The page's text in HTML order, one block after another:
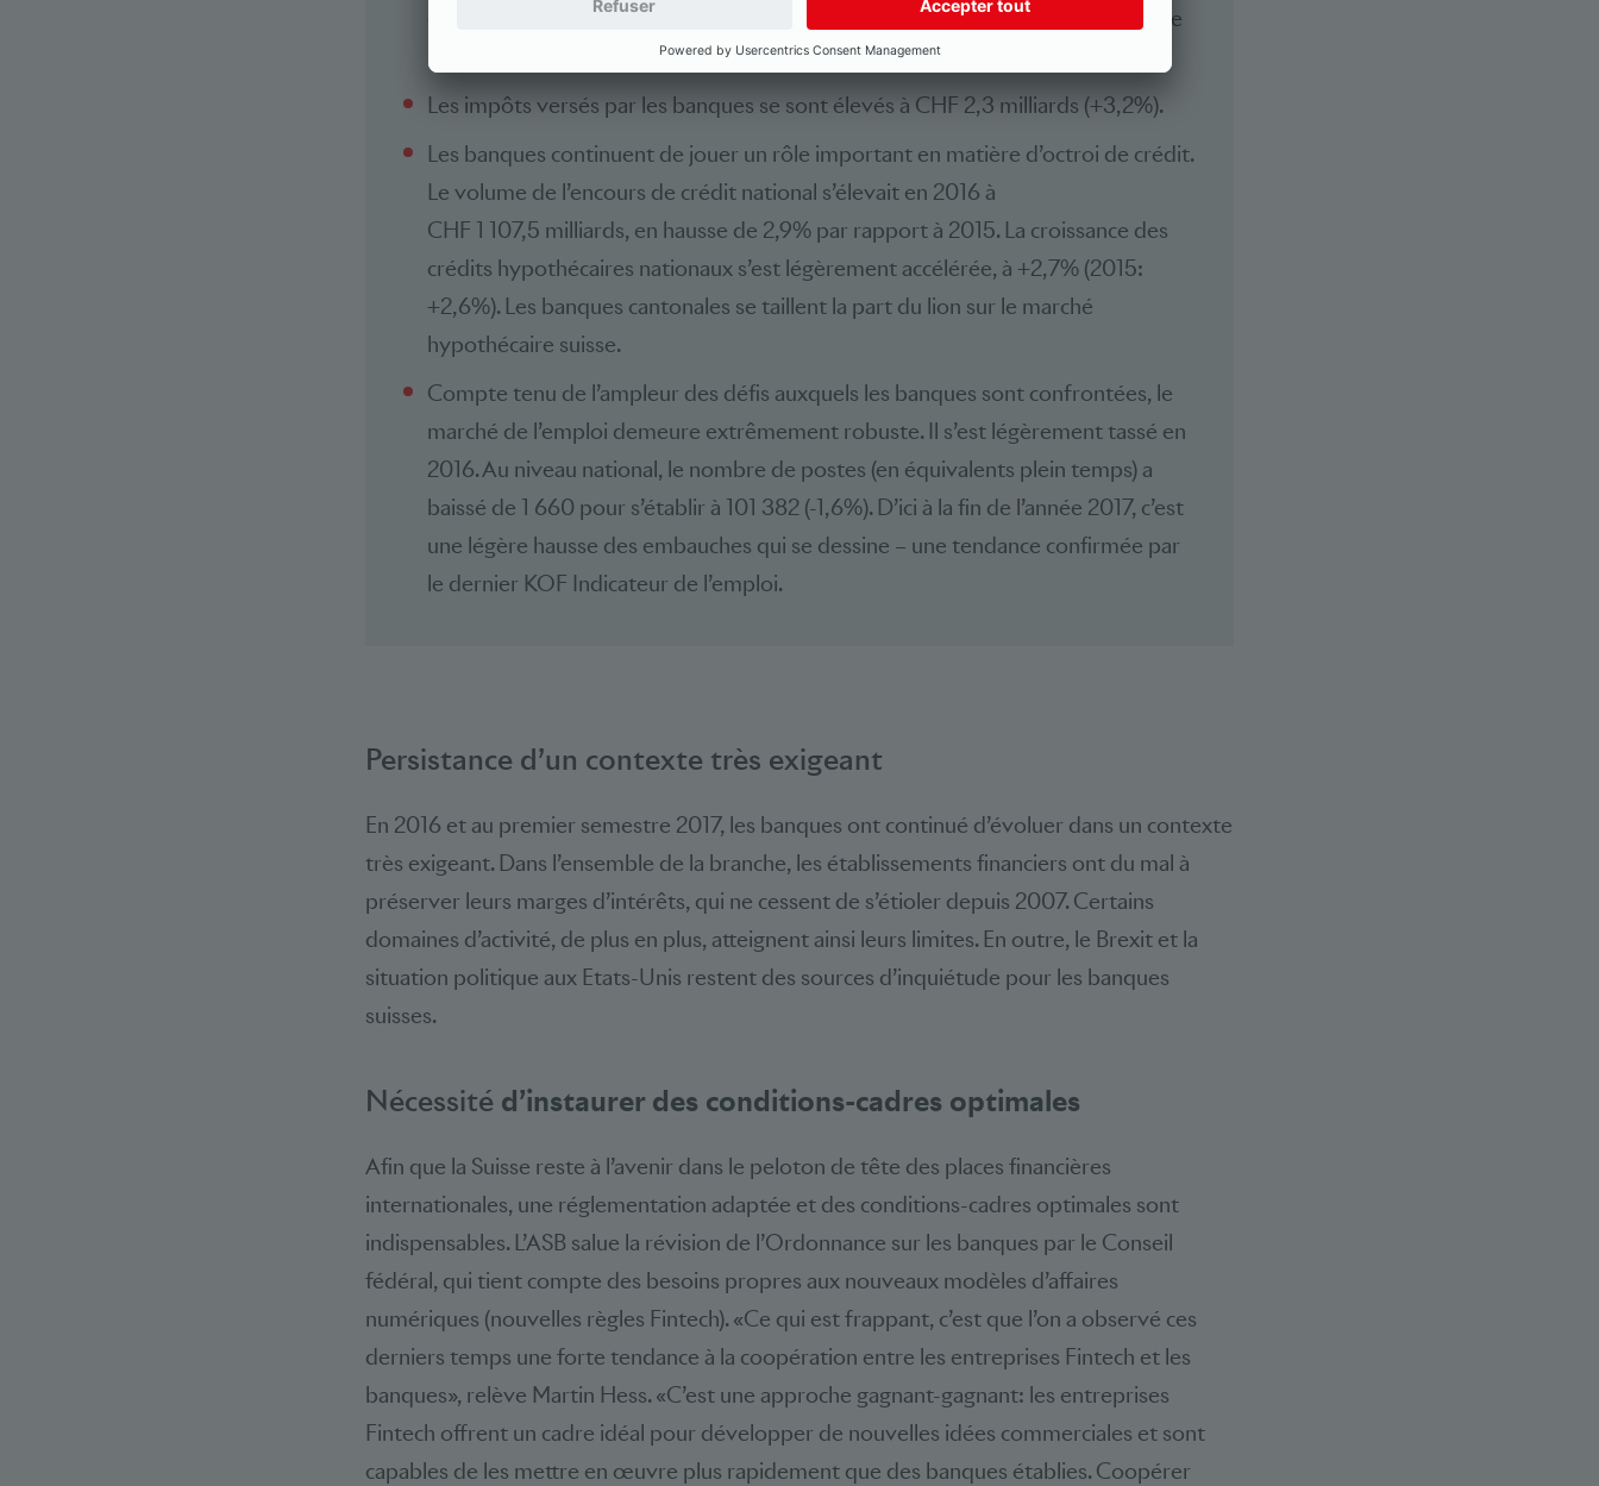
qu’il était en 2014 (CHF 7,4 milliards). Le chiffre de 2015 résultait dans une large
mesure des produits exceptionnels comptabilisés par une grande banque.
Les impôts versés par les banques se sont élevés à CHF 2,3 milliards (+3,2%).
Les banques continuent de jouer un rôle important en matière d’octroi de crédit.
Le volume de l’encours de crédit national s’élevait en 2016 à
CHF 1 107,5 milliards, en hausse de 2,9% par rapport à 2015. La croissance des
crédits hypothécaires nationaux s’est légèrement accélérée, à +2,7% (2015:
+2,6%). Les banques cantonales se taillent la part du lion sur le marché
hypothécaire suisse.
Compte tenu de l’ampleur des défis auxquels les banques sont confrontées, le
marché de l’emploi demeure extrêmement robuste. Il s’est légèrement tassé en
2016. Au niveau national, le nombre de postes (en équivalents plein temps) a
baissé de 1 660 pour s’établir à 101 382 (-1,6%). D’ici à la fin de l’année 2017, c’est
une légère hausse des embauches qui se dessine – une tendance confirmée par
le dernier KOF Indicateur de l’emploi.
Persistance d’un contexte très exigeant
En 2016 et au premier semestre 2017, les banques ont continué d’évoluer dans un contexte
très exigeant. Dans l’ensemble de la branche, les établissements financiers ont du mal à
préserver leurs marges d’intérêts, qui ne cessent de s’étioler depuis 2007. Certains
domaines d’activité, de plus en plus, atteignent ainsi leurs limites. En outre, le Brexit et la
situation politique aux Etats-Unis restent des sources d’inquiétude pour les banques
suisses.
Nécessité d’instaurer des conditions-cadres optimales
Afin que la Suisse reste à l’avenir dans le peloton de tête des places financières
internationales, une réglementation adaptée et des conditions-cadres optimales sont
indispensables. L’ASB salue la révision de l’Ordonnance sur les banques par le Conseil
fédéral, qui tient compte des besoins propres aux nouveaux modèles d’affaires
numériques (nouvelles règles Fintech). «Ce qui est frappant, c’est que l’on a observé ces
derniers temps une forte tendance à la coopération entre les entreprises Fintech et les
banques», relève Martin Hess. «C’est une approche gagnant-gagnant: les entreprises
Fintech offrent un cadre idéal pour développer de nouvelles idées commerciales et sont
capables de les mettre en œuvre plus rapidement que des banques établies. Coopérer